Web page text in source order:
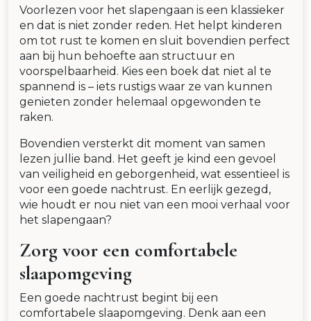
Voorlezen voor het slapengaan is een klassieker
en dat is niet zonder reden. Het helpt kinderen
om tot rust te komen en sluit bovendien perfect
aan bij hun behoefte aan structuur en
voorspelbaarheid. Kies een boek dat niet al te
spannend is – iets rustigs waar ze van kunnen
genieten zonder helemaal opgewonden te
raken.
Bovendien versterkt dit moment van samen
lezen jullie band. Het geeft je kind een gevoel
van veiligheid en geborgenheid, wat essentieel is
voor een goede nachtrust. En eerlijk gezegd,
wie houdt er nou niet van een mooi verhaal voor
het slapengaan?
Zorg voor een comfortabele
slaapomgeving
Een goede nachtrust begint bij een
comfortabele slaapomgeving. Denk aan een